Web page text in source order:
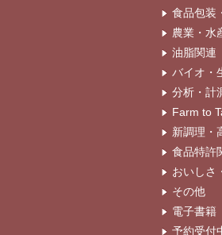
食品包装
農業・水
油脂関連
バイオ・
分析・計
Farm to
新調理・
食品特許
おいしさ
その他
電子書籍
予約受付